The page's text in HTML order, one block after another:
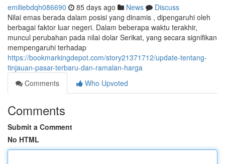
emiliebdqh086690 85 days ago News
Discuss
Nilai emas berada dalam posisi yang dinamis , dipengaruhi oleh
berbagai faktor luar negeri. Dalam beberapa waktu terakhir,
muncul perubahan pada nilai dolar Serikat, yang secara signifikan
mempengaruhi terhadap
https://bookmarkingdepot.com/story21371712/update-tentang-
tinjauan-pasar-terbaru-dan-ramalan-harga
Comments
Who Upvoted
Comments
Submit a Comment
No HTML